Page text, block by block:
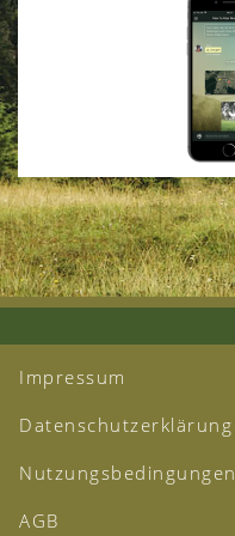
Impressum
Datenschutzerklärung
Nutzungsbedingungen
AGB